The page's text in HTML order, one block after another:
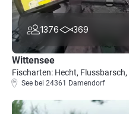
1376 369
Wittensee
Fischarten: Hecht,
See bei 24361 Damendorf